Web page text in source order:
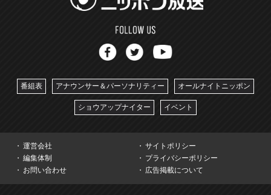
番組表 アナウンサー＆パーソナリティー オールナイトニッポン
ショウアップナイター イベント
運営会社
サイトポリシー
編集体制
プライバシーポリシー
お問い合わせ
広告掲載について